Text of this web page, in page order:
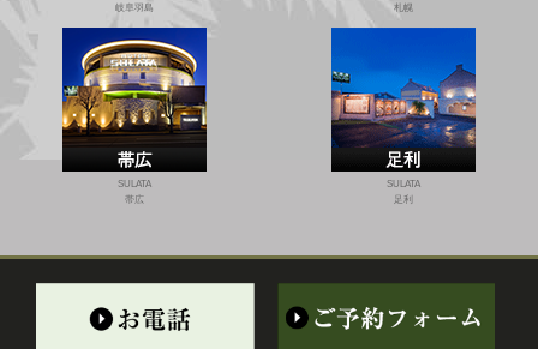
イベント
メンバーズカードキャンペーン中！
HOTEL SULATAではお客様へ特別なメンバーズカードをご用意いたしておりま
お得に限定特典を受けられる特別な１枚は無料で直ぐにご利用できます。
いつもご利用頂き、ありがとうございます。
私たちHOTEL SULATAのスタッフは、おもてなしの心と行動で皆様をお迎えい
皆様のご来店、お待ちいたしております。
岐阜羽島
札幌
SULATA
帯広
SULATA
足利